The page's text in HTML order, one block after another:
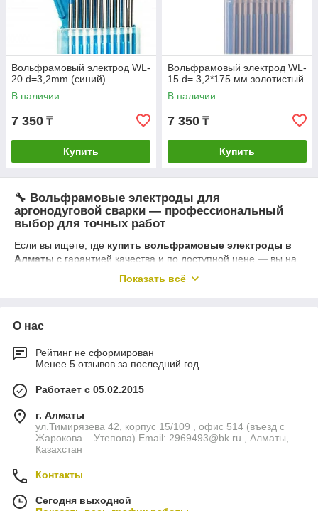
Вольфрамовый электрод WL-
20 d=3,2mm (синий)
В наличии
7 350 ₸
Купить
Вольфрамовый электрод WL-
15 d= 3,2*175 мм золотистый
В наличии
7 350 ₸
Купить
🔧 Вольфрамовые электроды для
аргонодуговой сварки — профессиональный
выбор для точных работ
Если вы ищете, где купить вольфрамовые электроды в
Алматы с гарантией качества и по доступной цене — вы на
сертифицированные вольфрамовые
прямые поставки, стабильное наличие и профессиональную
✅ Что такое вольфрамовый электрод и зачем
Вольфрамовые электроды
аргонодуговой сварке TIG
аргона и используются неплавящиеся электроды. Это
позволяет получить:
стабильную дугу,
минимальные включения в зону сварки.
Показать всё
О нас
Рейтинг не сформирован
Менее 5 отзывов за последний год
Работает с 05.02.2015
г. Алматы
ул.Тимирязева 42, корпус 15/109 , офис 514 (въезд с
Жарокова – Утепова) Email: 2969493@bk.ru , Алматы,
Казахстан
Контакты
Сегодня выходной